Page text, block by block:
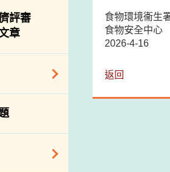
評審
章
部門／機
食物環境衞生
食物安全中心
2026-4-16
返回